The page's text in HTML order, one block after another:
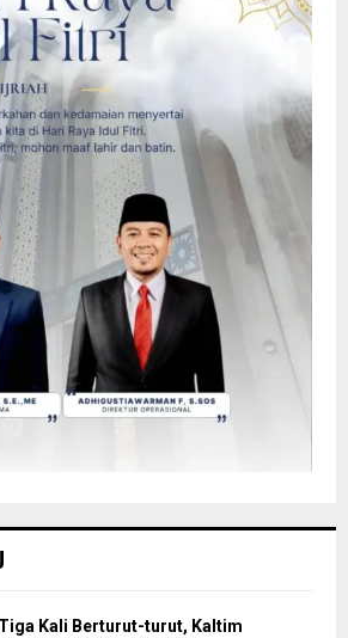
Kali Berturut-turut, Kaltim